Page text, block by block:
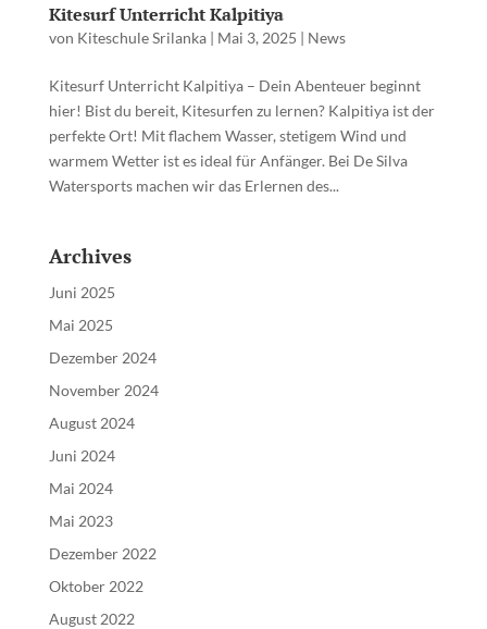
Kitesurf Unterricht Kalpitiya
von Kiteschule Srilanka| Mai 3, 2025 | News
Kitesurf Unterricht Kalpitiya – Dein Abenteuer beginnt
hier! Bist du bereit, Kitesurfen zu lernen? Kalpitiya ist der
perfekte Ort! Mit flachem Wasser, stetigem Wind und
warmem Wetter ist es ideal für Anfänger. Bei De Silva
Watersports machen wir das Erlernen des...
Archives
Juni 2025
Mai 2025
Dezember 2024
November 2024
August 2024
Juni 2024
Mai 2024
Mai 2023
Dezember 2022
Oktober 2022
August 2022